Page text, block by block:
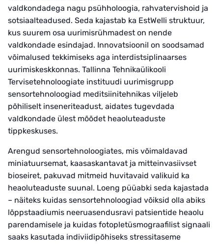
valdkondadega nagu psühholoogia, rahvatervishoid ja
sotsiaalteadused. Seda kajastab ka EstWelli struktuur,
kus suurem osa uurimisrühmadest on nende
valdkondade esindajad. Innovatsioonil on soodsamad
võimalused tekkimiseks aga interdistsiplinaarses
uurimiskeskkonnas. Tallinna Tehnikaülikooli
Tervisetehnoloogiate instituudi uurimisgrupp
sensortehnoloogiad meditsiinitehnikas viljeleb
põhiliselt inseneriteadust, aidates tugevdada
valdkondade ülest mõõdet heaoluteaduste
tippkeskuses.
Arengud sensortehnoloogiates, mis võimaldavad
miniatuursemat, kaasaskantavat ja mitteinvasiivset
bioseiret, pakuvad mitmeid huvitavaid valikuid ka
heaoluteaduste suunal. Loeng püüabki seda kajastada
– näiteks kuidas sensortehnoloogiad võiksid olla abiks
lõppstaadiumis neeruasendusravi patsientide heaolu
parendamisele ja kuidas fotopletüsmograafilist signaali
saaks kasutada indiviidipõhiseks stressitaseme